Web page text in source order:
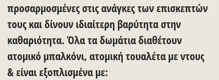
προσαρμοσμένες στις ανάγκες των επισκεπτών
τους και δίνουν ιδιαίτερη βαρύτητα στην
καθαριότητα. Όλα τα δωμάτια διαθέτουν
ατομικό μπαλκόνι, ατομική τουαλέτα με ντους
& είναι εξοπλισμένα με: